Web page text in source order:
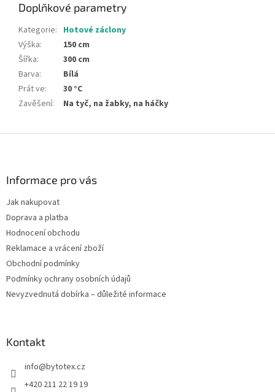
Doplňkové parametry
Kategorie: Hotové záclony
Výška:
150 cm
Šířka:
300 cm
Barva:
Bílá
Prát ve:
30 °C
Zavěšení: Na tyč, na žabky, na háčky
Informace pro vás
Jak nakupovat
Doprava a platba
Hodnocení obchodu
Reklamace a vrácení zboží
Obchodní podmínky
Podmínky ochrany osobních údajů
Nevyzvednutá dobírka – důležité informace
Kontakt
info@bytotex.cz
+420 211 22 19 19